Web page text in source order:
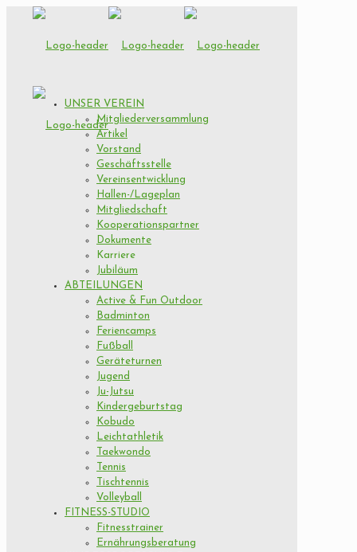
UNSER VEREIN
Mitgliederversammlung
Artikel
Vorstand
Geschäftsstelle
Vereinsentwicklung
Hallen-/Lageplan
Mitgliedschaft
Kooperationspartner
Dokumente
Karriere
Jubiläum
ABTEILUNGEN
Active & Fun Outdoor
Badminton
Feriencamps
Fußball
Geräteturnen
Jugend
Ju-Jutsu
Kindergeburtstag
Kobudo
Leichtathletik
Taekwondo
Tennis
Tischtennis
Volleyball
FITNESS-STUDIO
Fitnesstrainer
Ernährungsberatung